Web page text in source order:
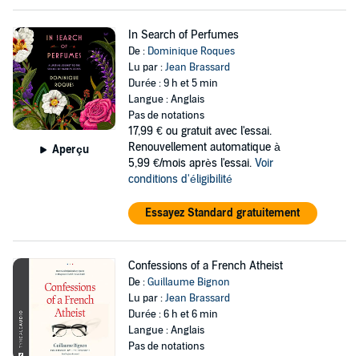
Aperçu
In Search of Perfumes
De : Dominique Roques
Lu par :Jean Brassard
Durée : 9 h et 5 min
Langue : Anglais
Pas de notations
17,99 € ou gratuit avec l'essai.
Renouvellement automatique à
5,99 €/mois après l'essai. Voir
conditions d'éligibilité
Essayez Standard gratuitement
Confessions of a French Atheist
De :Guillaume Bignon
Lu par :Jean Brassard
Durée : 6 h et 6 min
Langue : Anglais
Pas de notations